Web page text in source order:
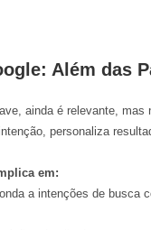
Além das
ainda é relevante,
personaliza
em:
a intenções de busca